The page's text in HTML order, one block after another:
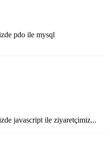
pdo ile mysql
javascript ile ziyaretçimiz...